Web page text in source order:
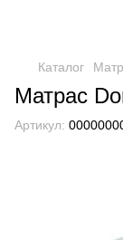
Каталог
Матрас
Артикул: